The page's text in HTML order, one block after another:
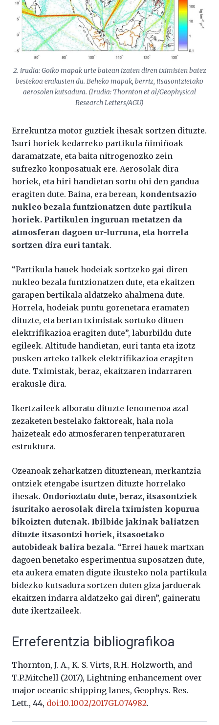
2. irudia: Goiko mapak urte batean izaten diren tximisten batez
bestekoa erakusten du. Beheko mapak, berriz, itsasontzietako
aerosolen kutsadura. (Irudia: Thornton et al/Geophysical
Research Letters/AGU)
Errekuntza motor guztiek ihesak sortzen dituzte.
Isuri horiek kedarreko partikula ñimiñoak
daramatzate, eta baita nitrogenozko zein
sufrezko konposatuak ere. Aerosolak dira
horiek, eta hiri handietan sortu ohi den gandua
eragiten dute. Baina, era berean, kondentsazio
nukleo bezala funtzionatzen dute partikula
horiek. Partikulen inguruan metatzen da
atmosferan dagoen ur-lurruna, eta horrela
sortzen dira euri tantak.
“Partikula hauek hodeiak sortzeko gai diren
nukleo bezala funtzionatzen dute, eta ekaitzen
garapen bertikala aldatzeko ahalmena dute.
Horrela, hodeiak puntu gorenetara eramaten
dituzte, eta bertan tximistak sortuko dituen
elektrifikazioa eragiten dute”, laburbildu dute
egileek. Altitude handietan, euri tanta eta izotz
pusken arteko talkek elektrifikazioa eragiten
dute. Tximistak, beraz, ekaitzaren indarraren
erakusle dira.
Ikertzaileek alboratu dituzte fenomenoa azal
zezaketen bestelako faktoreak, hala nola
haizeteak edo atmosferaren tenperaturaren
estruktura.
Ozeanoak zeharkatzen dituztenean, merkantzia
ontziek etengabe isurtzen dituzte horrelako
ihesak. Ondorioztatu dute, beraz, itsasontziek
isuritako aerosolak direla tximisten kopurua
bikoizten dutenak. Ibilbide jakinak baliatzen
dituzte itsasontzi horiek, itsasoetako
autobideak balira bezala. “Errei hauek martxan
dagoen benetako esperimentua suposatzen dute,
eta aukera ematen digute ikusteko nola partikula
bidezko kutsadura sortzen duten giza jarduerak
ekaitzen indarra aldatzeko gai diren”, gaineratu
dute ikertzaileek.
Erreferentzia bibliografikoa
Thornton, J. A., K. S. Virts, R.H. Holzworth, and
T.P.Mitchell (2017), Lightning enhancement over
major oceanic shipping lanes, Geophys. Res.
Lett., 44, doi:10.1002/2017GL074982.